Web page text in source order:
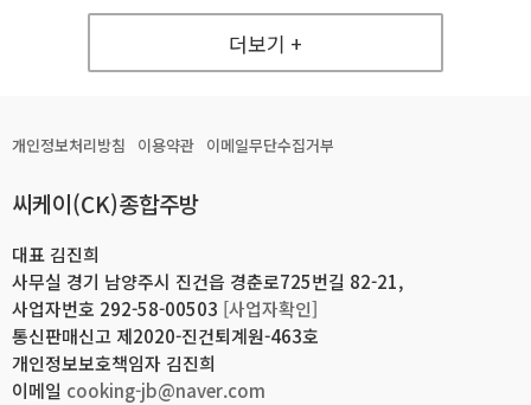
더보기 +
개인정보처리방침 이용약관 이메일무단수집거부
씨케이(CK)종합주방
대표 김진희
사무실 경기 남양주시 진건읍 경춘로725번길 82-21,
사업자번호 292-58-00503 [사업자확인]
통신판매신고 제2020-진건퇴계원-463호
개인정보보호책임자 김진희
이메일 cooking-jb@naver.com